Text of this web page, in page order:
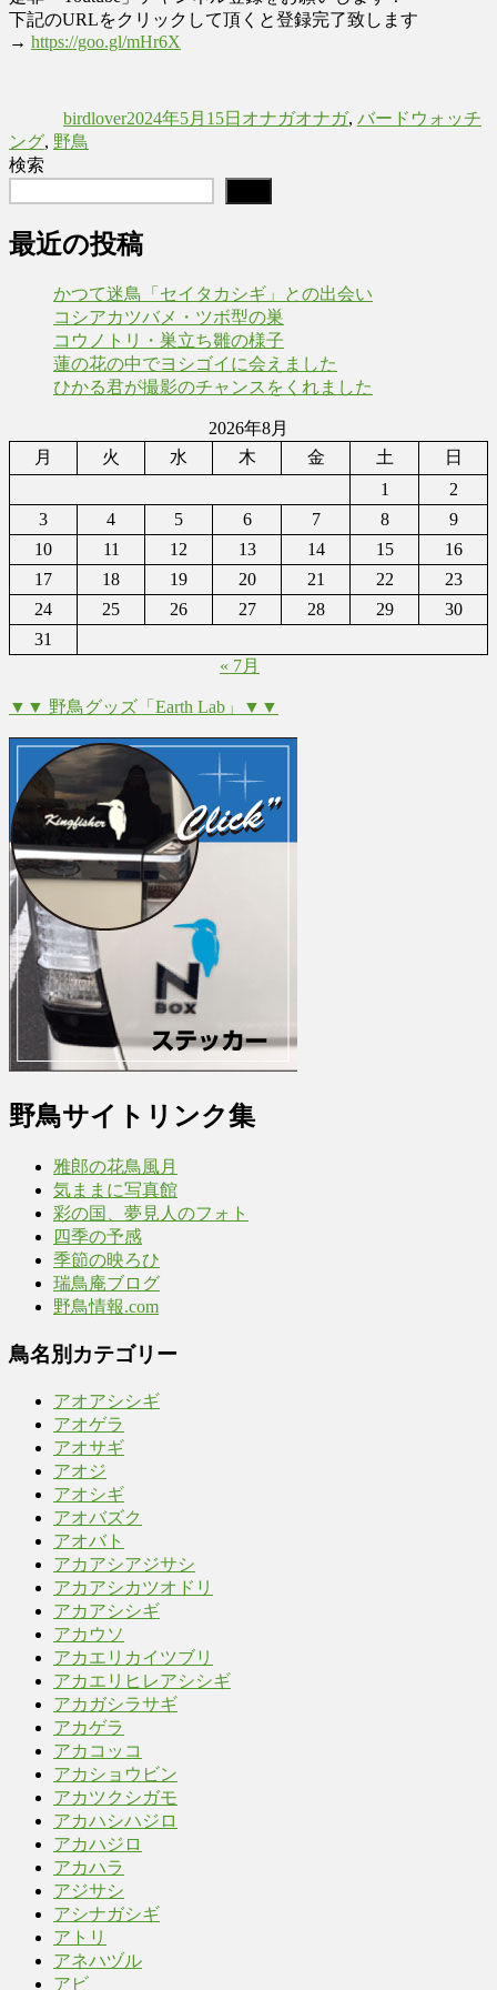
下記のURLをクリックして頂くと登録完了致します
→ https://goo.gl/mHr6X
者
birdlover日:
2024年5月15日ゴ
オナガオナガ, バードウォッチ
ング, 野鳥
検索
最近の投稿
かつて迷鳥「セイタカシギ」との出会い
コシアカツバメ・ツボ型の巣
コウノトリ・巣立ち雛の様子
蓮の花の中でヨシゴイに会えました
ひかる君が撮影のチャンスをくれました
2026年8月
月
火 水 木 金 土
日
1
2
3
4 5 6 7 8
9
10
11 12 13 14 15
16
17
18 19 20 21 22
23
24
25 26 27 28 29
30
31
« 7月
▼▼ 野鳥グッズ「Earth Lab」▼▼
野鳥サイトリンク集
雅郎の花鳥風月
気ままに写真館
彩の国、夢見人のフォト
四季の予感
季節の映ろひ
瑞鳥庵ブログ
野鳥情報.com
鳥名別カテゴリー
アオアシシギ
アオゲラ
アオサギ
アオジ
アオシギ
アオバズク
アオバト
アカアシアジサシ
アカアシカツオドリ
アカアシシギ
アカウソ
アカエリカイツブリ
アカエリヒレアシシギ
アカガシラサギ
アカゲラ
アカコッコ
アカショウビン
アカツクシガモ
アカハシハジロ
アカハジロ
アカハラ
アジサシ
アシナガシギ
アトリ
アネハヅル
アビ